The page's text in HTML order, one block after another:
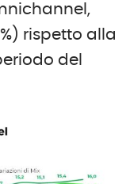
rispetto alla
del